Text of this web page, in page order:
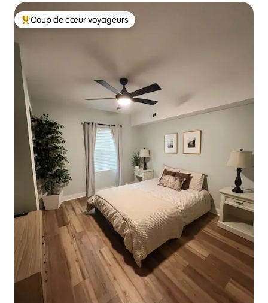
Coups de cœur voyageurs les plus appréciés
Coup de cœur voyageurs